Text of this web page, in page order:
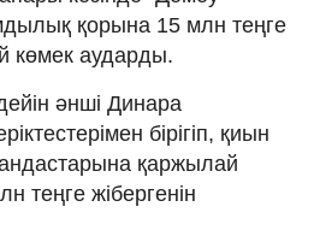
қорына 15 млн теңге
көмек аударды.
әнші Динара
бірігіп, қиын
қаржылай
теңге жібергенін